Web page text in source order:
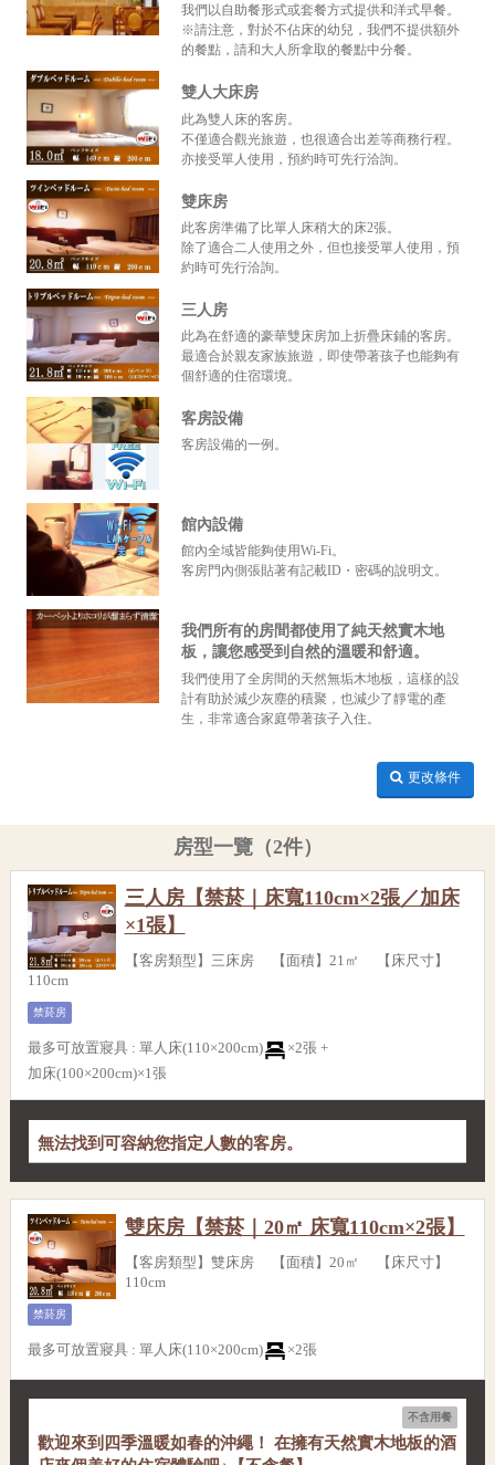
我們以自助餐形式或套餐方式提供和洋式早餐。
※請注意，對於不佔床的幼兒，我們不提供額外
的餐點，請和大人所拿取的餐點中分餐。
雙人大床房
此為雙人床的客房。
不僅適合觀光旅遊，也很適合出差等商務行程。
亦接受單人使用，預約時可先行洽詢。
雙床房
此客房準備了比單人床稍大的床2張。
除了適合二人使用之外，但也接受單人使用，預
約時可先行洽詢。
三人房
此為在舒適的豪華雙床房加上折疊床鋪的客房。
最適合於親友家族旅遊，即使帶著孩子也能夠有
個舒適的住宿環境。
客房設備
客房設備的一例。
館內設備
館內全域皆能夠使用Wi-Fi。
客房門內側張貼著有記載ID・密碼的說明文。
我們所有的房間都使用了純天然實木地
板，讓您感受到自然的溫暖和舒適。
我們使用了全房間的天然無垢木地板，這樣的設
計有助於減少灰塵的積聚，也減少了靜電的產
生，非常適合家庭帶著孩子入住。
更改條件
房型一覽（2件）
三人房【禁菸｜床寬110cm×2張／加床
×1張】
【客房類型】三床房 【面積】21㎡ 【床尺寸】
110cm
禁菸房
最多可放置寢具 : 單人床(110×200cm)
×2張 +
加床(100×200cm)×1張
無法找到可容納您指定人數的客房。
雙床房【禁菸｜20㎡ 床寬110cm×2張】
【客房類型】雙床房 【面積】20㎡ 【床尺寸】
110cm
禁菸房
最多可放置寢具 : 單人床(110×200cm) ×2張
不含用餐
歡迎來到四季溫暖如春的沖繩！ 在擁有天然實木地板的酒